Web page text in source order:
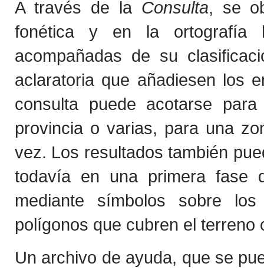
A través de la Consulta, se
fonética y en la ortografía
acompañadas de su
aclaratoria que añadiesen los
consulta puede acotarse
provincia o varias, para una
vez. Los resultados también
todavía en una primera fase
mediante símbolos sobre
polígonos que cubren el terreno
Un archivo de ayuda, que se